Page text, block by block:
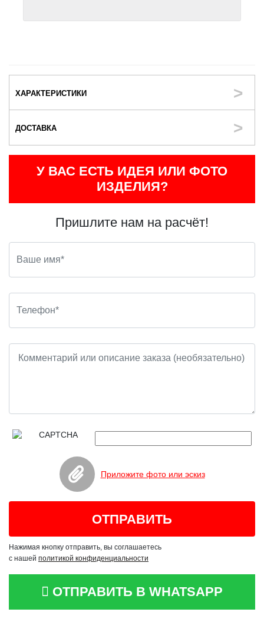
ХАРАКТЕРИСТИКИ
ДОСТАВКА
У ВАС ЕСТЬ ИДЕЯ ИЛИ ФОТО
ИЗДЕЛИЯ?
Пришлите нам на расчёт!
Приложите фото или эскиз
Нажимая кнопку отправить, вы соглашаетесь
с нашей политикой конфиденциальности
ОТПРАВИТЬ В WHATSAPP